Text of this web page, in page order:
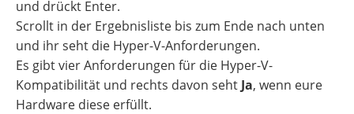
und drückt Enter.
Scrollt in der Ergebnisliste bis zum Ende nach unten
und ihr seht die Hyper-V-Anforderungen.
Es gibt vier Anforderungen für die Hyper-V-
Kompatibilität und rechts davon seht Ja, wenn eure
Hardware diese erfüllt.